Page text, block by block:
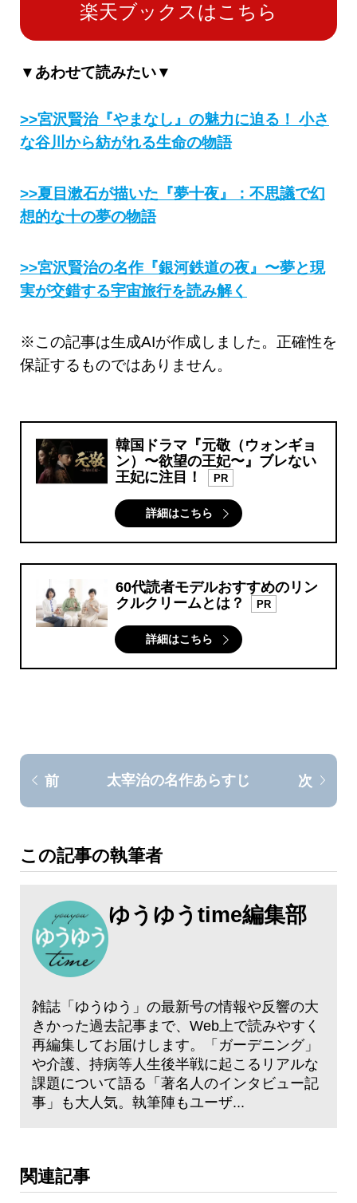
楽天ブックスはこちら
▼あわせて読みたい▼
>>宮沢賢治『やまなし』の魅力に迫る！ 小さ
な谷川から紡がれる生命の物語
>>夏目漱石が描いた『夢十夜』：不思議で幻
想的な十の夢の物語
>>宮沢賢治の名作『銀河鉄道の夜』〜夢と現
実が交錯する宇宙旅行を読み解く
※この記事は生成AIが作成しました。正確性を
保証するものではありません。
韓国ドラマ『元敬（ウォンギョ
ン）〜欲望の王妃〜』ブレない
王妃に注目！
PR
詳細はこちら
60代読者モデルおすすめのリン
クルクリームとは？
PR
詳細はこちら
前 太宰治の名作あらすじ 次
この記事の執筆者
ゆうゆうtime編集部
雑誌「ゆうゆう」の最新号の情報や反響の大
きかった過去記事まで、Web上で読みやすく
再編集してお届けします。「ガーデニング」
や介護、持病等人生後半戦に起こるリアルな
課題について語る「著名人のインタビュー記
事」も大人気。執筆陣もユーザ...
関連記事